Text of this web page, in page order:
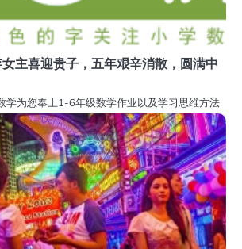
主喜迎贵子，五年艰辛消散，圆满中
学为您奉上1-6年级数学作业以及学习思维方法